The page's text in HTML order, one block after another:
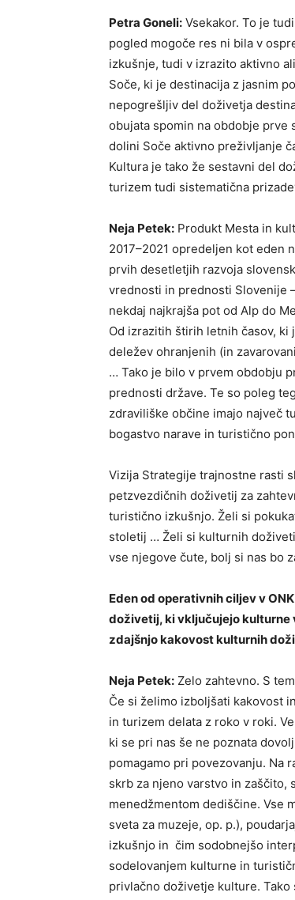
Petra Goneli: Vsekakor. To je
pogled mogoče res ni bila v
izkušnje, tudi v izrazito aktivno
Soče, ki je destinacija z jasnim
nepogrešljiv del doživetja
obujata spomin na obdobje prve
dolini Soče aktivno preživljanje
Kultura je tako že sestavni del
turizem tudi sistematična
Neja Petek: Produkt Mesta in
2017–2021 opredeljen kot eden
prvih desetletjih razvoja
vrednosti in prednosti Slovenije
nekdaj najkrajša pot od Alp do
Od izrazitih štirih letnih časov, ki
deležev ohranjenih (in
… Tako je bilo v prvem obdobju
prednosti države. Te so poleg
zdraviliške občine imajo največ
bogastvo narave in turistično
Vizija Strategije trajnostne rasti
petzvezdičnih doživetij za
turistično izkušnjo. Želi si
stoletij … Želi si kulturnih
vse njegove čute, bolj si nas bo
Eden od operativnih ciljev v
doživetij, ki vključujejo kulturne
zdajšnjo kakovost kulturnih
Neja Petek: Zelo zahtevno. S
Če si želimo izboljšati kakovost
in turizem delata z roko v roki.
ki se pri nas še ne poznata
pomagamo pri povezovanju. Na
skrb za njeno varstvo in zaščito,
menedžmentom dediščine. Vse
sveta za muzeje, op. p.),
izkušnjo in čim sodobnejšo
sodelovanjem kulturne in
privlačno doživetje kulture.